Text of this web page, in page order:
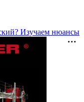
Изучаем нюансы